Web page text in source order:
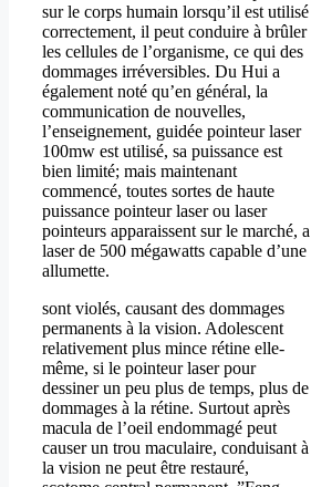
sur le corps humain lorsqu’il est utilisé
correctement, il peut conduire à brûler
les cellules de l’organisme, ce qui des
dommages irréversibles. Du Hui a
également noté qu’en général, la
communication de nouvelles,
l’enseignement, guidée pointeur laser
100mw est utilisé, sa puissance est
bien limité; mais maintenant
commencé, toutes sortes de haute
puissance pointeur laser ou laser
pointeurs apparaissent sur le marché, a
laser de 500 mégawatts capable d’une
allumette.
sont violés, causant des dommages
permanents à la vision. Adolescent
relativement plus mince rétine elle-
même, si le pointeur laser pour
dessiner un peu plus de temps, plus de
dommages à la rétine. Surtout après
macula de l’oeil endommagé peut
causer un trou maculaire, conduisant à
la vision ne peut être restauré,